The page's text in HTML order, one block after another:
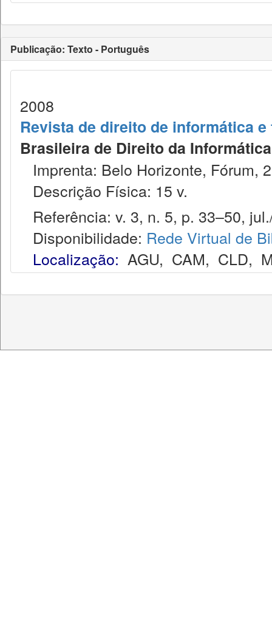
Publicação: Texto - Português
2008
Revista de direito de informática
Brasileira de Direito da
Imprenta: Belo Horizonte, Fórum,
Descrição Física: 15 v.
Referência: v. 3, n. 5, p. 33–50,
Disponibilidade: Rede Virtual de
Localização: AGU, CAM, CLD,